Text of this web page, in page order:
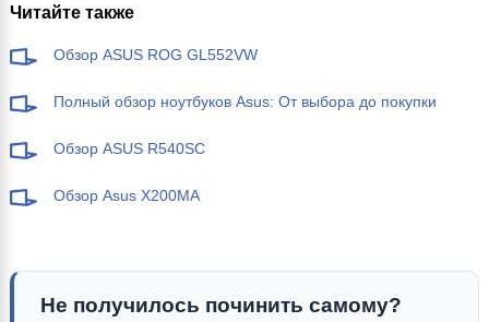
Читайте также
Обзор ASUS ROG GL552VW
Полный обзор ноутбуков Asus: От выбора до покупки
Обзор ASUS R540SC
Обзор Asus X200MA
Не получилось починить самому?